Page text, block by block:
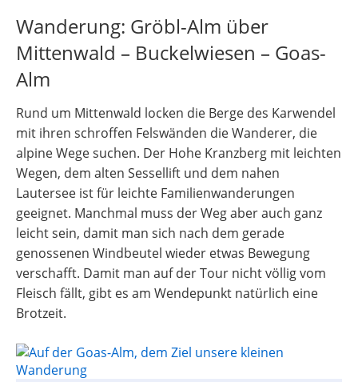
Wanderung: Gröbl-Alm über
Mittenwald – Buckelwiesen – Goas-
Alm
Rund um Mittenwald locken die Berge des Karwendel
mit ihren schroffen Felswänden die Wanderer, die
alpine Wege suchen. Der Hohe Kranzberg mit leichten
Wegen, dem alten Sessellift und dem nahen
Lautersee ist für leichte Familienwanderungen
geeignet. Manchmal muss der Weg aber auch ganz
leicht sein, damit man sich nach dem gerade
genossenen Windbeutel wieder etwas Bewegung
verschafft. Damit man auf der Tour nicht völlig vom
Fleisch fällt, gibt es am Wendepunkt natürlich eine
Brotzeit.